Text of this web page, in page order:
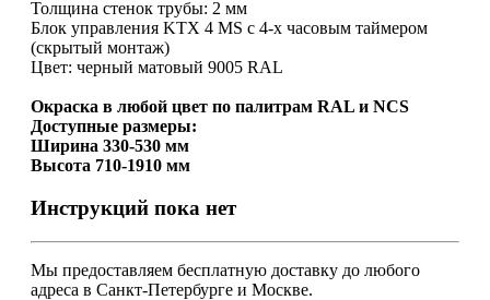
Толщина стенок трубы: 2 мм
Блок управления KTX 4 MS с 4-х часовым таймером
(скрытый монтаж)
Цвет: черный матовый 9005 RAL
Окраска в любой цвет по палитрам RAL и NCS
Доступные размеры:
Ширина 330-530 мм
Высота 710-1910 мм
Инструкций пока нет
Мы предоставляем бесплатную доставку до любого
адреса в Санкт-Петербурге и Москве.